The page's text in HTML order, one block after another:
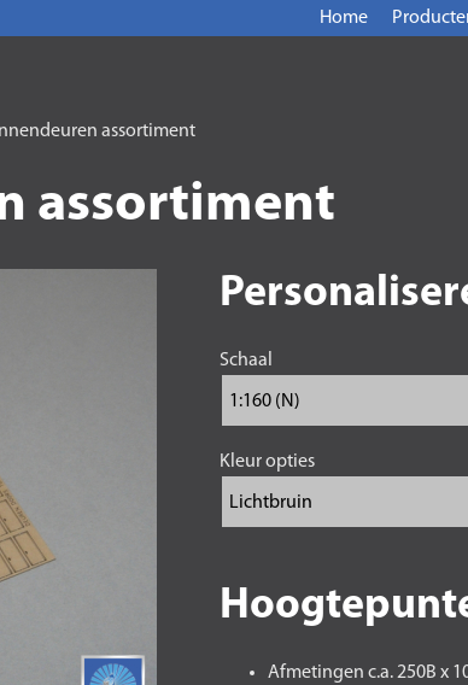
Home
assortiment
assortiment
Schaal
Kleur opties
Afmetingen c.a. 250B x